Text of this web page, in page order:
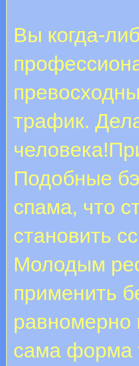
Вы когда-
трафик.
Подобные
спама, что
становить
Молодым
применить
равномерно
сама форма